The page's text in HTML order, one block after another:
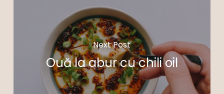
Next Post
Ouă la abur cu chili oil